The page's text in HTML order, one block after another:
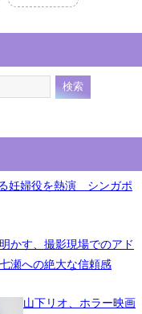
妊婦役を熱演 シンガポ
かす、撮影現場でのアド
瀬への絶大な信頼感
山下リオ、ホラー映画